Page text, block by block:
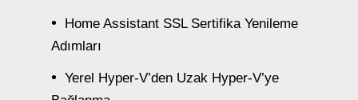
Home Assistant SSL Sertifika Yenileme
Adımları
Yerel Hyper-V’den Uzak Hyper-V’ye